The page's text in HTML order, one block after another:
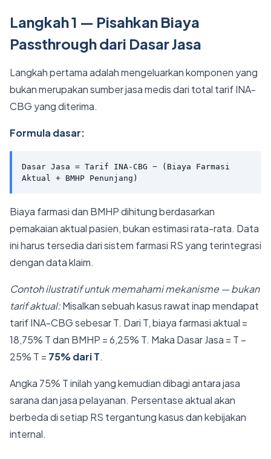
Langkah 1 — Pisahkan Biaya
Passthrough dari Dasar Jasa
Langkah pertama adalah mengeluarkan komponen yang
bukan merupakan sumber jasa medis dari total tarif INA-
CBG yang diterima.
Formula dasar:
Dasar Jasa = Tarif INA-CBG − (Biaya Farmasi
Aktual + BMHP Penunjang)
Biaya farmasi dan BMHP dihitung berdasarkan
pemakaian aktual pasien, bukan estimasi rata-rata. Data
ini harus tersedia dari sistem farmasi RS yang terintegrasi
dengan data klaim.
Contoh ilustratif untuk memahami mekanisme — bukan
tarif aktual:Misalkan sebuah kasus rawat inap mendapat
tarif INA-CBG sebesar T. Dari T, biaya farmasi aktual =
18,75% T dan BMHP = 6,25% T. Maka Dasar Jasa = T −
25% T = 75% dari T.
Angka 75% T inilah yang kemudian dibagi antara jasa
sarana dan jasa pelayanan. Persentase aktual akan
berbeda di setiap RS tergantung kasus dan kebijakan
internal.